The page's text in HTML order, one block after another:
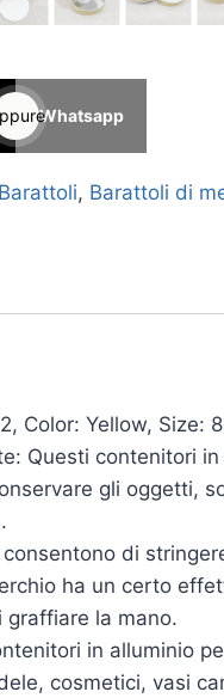
Whatsapp
Barattoli, Barattoli di
Color: Yellow,
Questi contenitori
gli oggetti,
di
ha un certo
la mano.
in alluminio
cosmetici, vasi